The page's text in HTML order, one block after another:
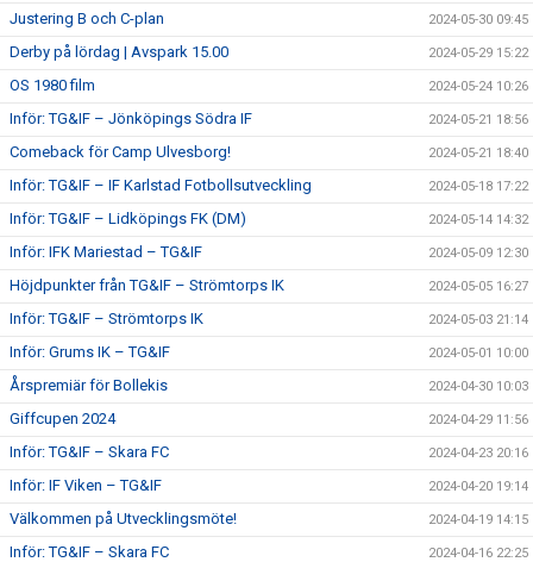
Justering B och C-plan 2024-05-30 09:45
Derby på lördag | Avspark 15.00 2024-05-29 15:22
OS 1980 film 2024-05-24 10:26
Inför: TG&IF – Jönköpings Södra IF 2024-05-21 18:56
Comeback för Camp Ulvesborg! 2024-05-21 18:40
Inför: TG&IF – IF Karlstad Fotbollsutveckling 2024-05-18 17:22
Inför: TG&IF – Lidköpings FK (DM) 2024-05-14 14:32
Inför: IFK Mariestad – TG&IF 2024-05-09 12:30
Höjdpunkter från TG&IF – Strömtorps IK 2024-05-05 16:27
Inför: TG&IF – Strömtorps IK 2024-05-03 21:14
Inför: Grums IK – TG&IF 2024-05-01 10:00
Årspremiär för Bollekis 2024-04-30 10:03
Giffcupen 2024 2024-04-29 11:56
Inför: TG&IF – Skara FC 2024-04-23 20:16
Inför: IF Viken – TG&IF 2024-04-20 19:14
Välkommen på Utvecklingsmöte! 2024-04-19 14:15
Inför: TG&IF – Skara FC 2024-04-16 22:25